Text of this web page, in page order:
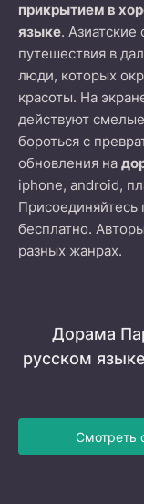
прикрытием в
языке.
путешествия в
люди, которых
красоты. На
действуют
бороться с
обновления на
iphone, android,
Присоединяйтесь
бесплатно.
разных жанрах.
Дорама
русском
Смотреть